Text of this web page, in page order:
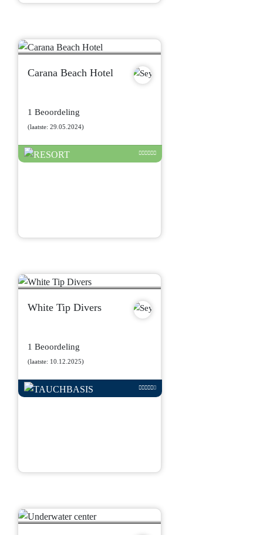
Carana Beach Hotel
1 Beoordeling
(laatste: 29.05.2024)
White Tip Divers
1 Beoordeling
(laatste: 10.12.2025)